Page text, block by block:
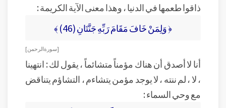
ذاقوا طعمها في الدنيا ، وهذا معنى الآية الكريمة :
﴿ وَلِمَنْ خَافَ مَقَامَ رَبِّهِ جَنَّتَانِ (46) ﴾
[ سورة الرحمن ]
أنا لا أصدق أن هناك مؤمناً متشائماً ، يقول لك : انتهينا
، لا ، لم ننته ، لا يوجد مؤمن يتشاءم ، التشاؤم يتناقض
مع وحي السماء :